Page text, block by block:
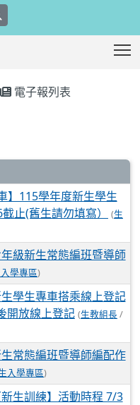
電子報列表
】115學年度新生學生
止(舊生請勿填寫）
(生
級新生常態編班暨導師
學專區)
學生專車搭乘線上登記
開放線上登記 (生教組長/
常態編班暨導師編配作
入學專區)
生訓練】活動時程 7/3